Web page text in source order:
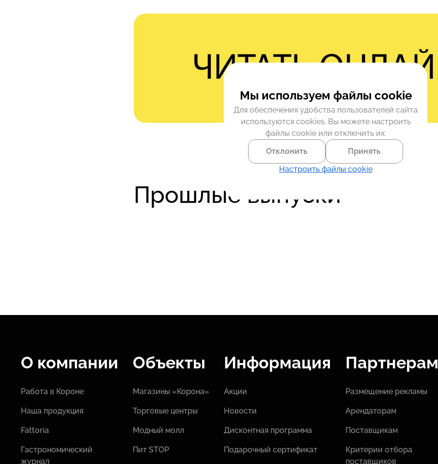
Прошлые выпуски
О компании
Работа в Короне
Наша продукция
Fattoria
Гастрономический
журнал
Объекты
Магазины «Корона»
Торговые центры
Модный молл
Пит STOP
Информация
Акции
Новости
Дисконтная программа
Подарочный сертификат
Партнерам
Размещение рекламы
Арендаторам
Поставщикам
Критерии отбора
поставщиков
Мы используем файлы cookie
Для обеспечения удобства пользователей сайта
используются cookies. Вы можете настроить
файлы cookie или отключить их.
Отклонить
Принять
Настроить файлы cookie